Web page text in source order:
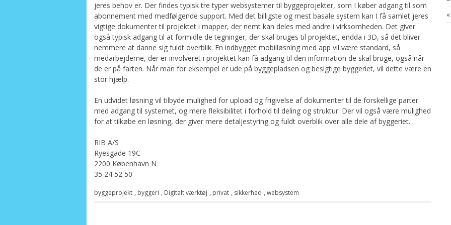
jeres behov er. Der findes typisk tre typer websystemer til byggeprojekter, som I køber adgang til som
abonnement med medfølgende support. Med det billigste og mest basale system kan I få samlet jeres
vigtige dokumenter til projektet i mapper, der nemt kan deles med andre i virksomheden. Det giver
også typisk adgang til at formidle de tegninger, der skal bruges til projektet, endda i 3D, så det bliver
nemmere at danne sig fuldt overblik. En indbygget mobilløsning med app vil være standard, så
medarbejderne, der er involveret i projektet kan få adgang til den information de skal bruge, også når
de er på farten. Når man for eksempel er ude på byggepladsen og besigtige byggeriet, vil dette være en
stor hjælp.
En udvidet løsning vil tilbyde mulighed for upload og frigivelse af dokumenter til de forskellige parter
med adgang til systemet, og mere fleksibilitet i forhold til deling og struktur. Der vil også være mulighed
for at tilkøbe en løsning, der giver mere detaljestyring og fuldt overblik over alle dele af byggeriet.
RIB A/S
Ryesgade 19C
2200 København N
35 24 52 50
byggeprojekt , byggeri , Digitalt værktøj , privat , sikkerhed , websystem